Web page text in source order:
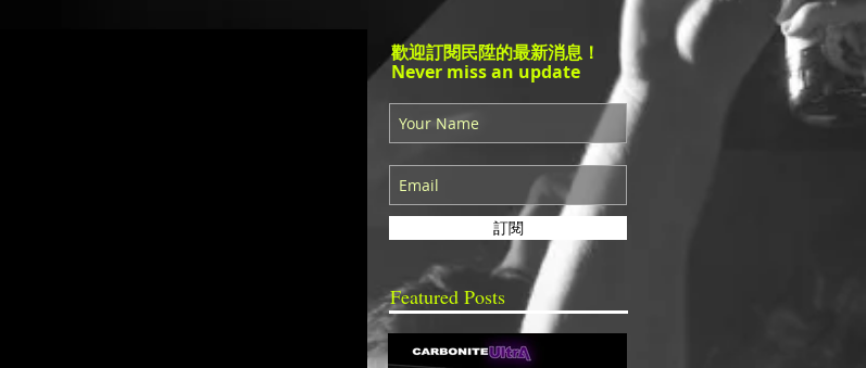
歡迎訂閱民陞的最新消息！
Never miss an update
訂閱
Featured Posts